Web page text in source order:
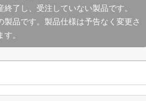
了し、受注していない製品です。
製品です。製品仕様は予告なく変更さ
。